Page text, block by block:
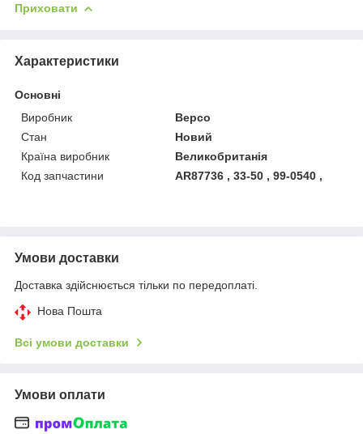
Приховати
Характеристики
Основні
Виробник
Bepco
Стан
Новий
Країна виробник
Великобританія
Код запчастини
AR87736 , 33-50 , 99-0540 ,
Умови доставки
Доставка здійснюється тільки по передоплаті.
Нова Пошта
Всі умови доставки
Умови оплати